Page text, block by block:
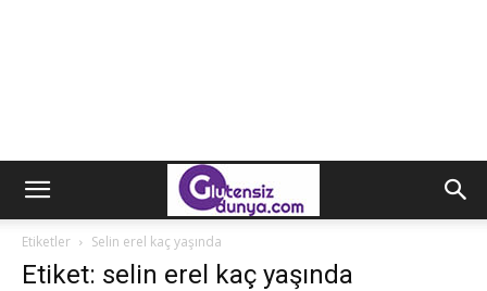
Etiketler Selin erel kaç yaşında
Etiket: selin erel kaç yaşında